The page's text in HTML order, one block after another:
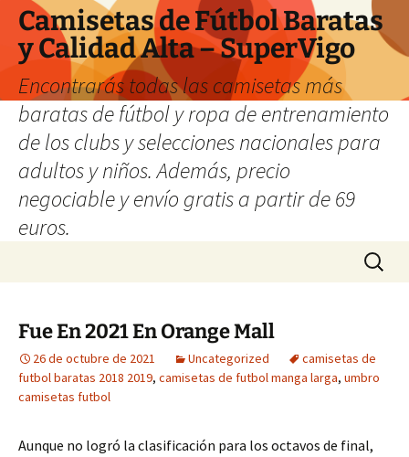
Camisetas de Fútbol Baratas
y Calidad Alta – SuperVigo
Encontrarás todas las camisetas más
baratas de fútbol y ropa de entrenamiento
de los clubs y selecciones nacionales para
adultos y niños. Además, precio
negociable y envío gratis a partir de 69
euros.
Buscar:
Fue En 2021 En Orange Mall
26 de octubre de 2021 Uncategorized
camisetas de
futbol baratas 2018 2019, camisetas de futbol manga larga, umbro
camisetas futbol
Aunque no logró la clasificación para los octavos de final,